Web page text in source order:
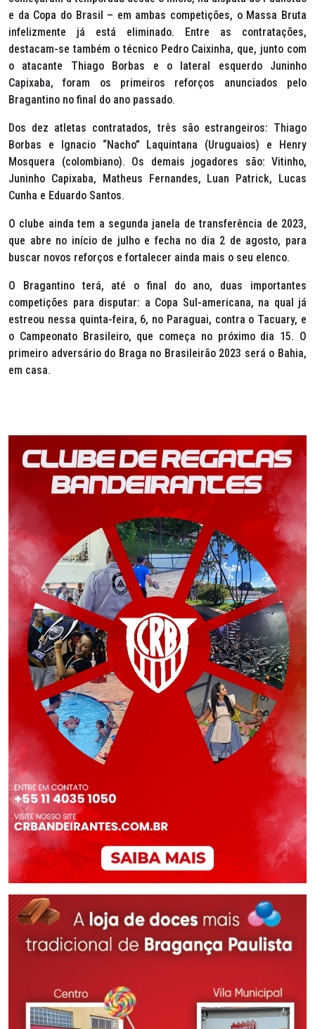
e da Copa do Brasil – em ambas competições, o Massa Bruta
infelizmente já está eliminado. Entre as contratações,
destacam-se também o técnico Pedro Caixinha, que, junto com
o atacante Thiago Borbas e o lateral esquerdo Juninho
Capixaba, foram os primeiros reforços anunciados pelo
Bragantino no final do ano passado.
Dos dez atletas contratados, três são estrangeiros: Thiago
Borbas e Ignacio “Nacho” Laquintana (Uruguaios) e Henry
Mosquera (colombiano). Os demais jogadores são: Vitinho,
Juninho Capixaba, Matheus Fernandes, Luan Patrick, Lucas
Cunha e Eduardo Santos.
O clube ainda tem a segunda janela de transferência de 2023,
que abre no início de julho e fecha no dia 2 de agosto, para
buscar novos reforços e fortalecer ainda mais o seu elenco.
O Bragantino terá, até o final do ano, duas importantes
competições para disputar: a Copa Sul-americana, na qual já
estreou nessa quinta-feira, 6, no Paraguai, contra o Tacuary, e
o Campeonato Brasileiro, que começa no próximo dia 15. O
primeiro adversário do Braga no Brasileirão 2023 será o Bahia,
em casa.